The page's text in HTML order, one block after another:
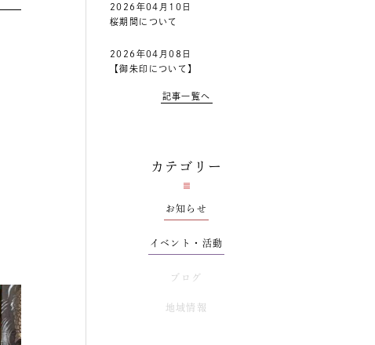
2026年04月10日
桜期間について
2026年04月08日
【御朱印について】
記事一覧へ
カテゴリー
お知らせ
イベント・活動
ブログ
地域情報